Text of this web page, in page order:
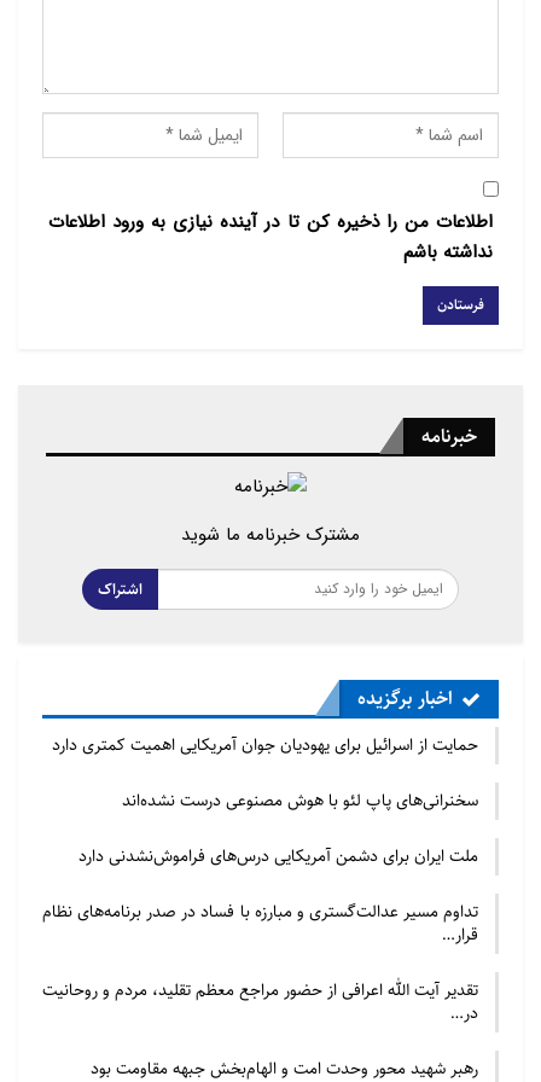
رودخانه های گنگ، یامونا
و ساراسواتی در نمایشگاه
سنتی سالانه مگ ملا در
اطلاعات من را ذخیره کن تا در آینده نیازی به ورود اطلاعات
نداشته باشم
خبرنامه
مشترک خبرنامه ما شوید
اشتراک
اخبار برگزیده
حمایت از اسرائیل برای یهودیان جوان آمریکایی اهمیت کمتری دارد
سخنرانی‌های پاپ لئو با هوش مصنوعی درست نشده‌اند
ملت ایران برای دشمن آمریکایی درس‌های فراموش‌نشدنی دارد
تداوم مسیر عدالت‌گستری و مبارزه با فساد در صدر برنامه‌های نظام
قرار…
تقدیر آیت الله اعرافی از حضور مراجع معظم تقلید، مردم و روحانیت
در…
رهبر شهید محور وحدت امت و الهام‌بخش جبهه مقاومت بود